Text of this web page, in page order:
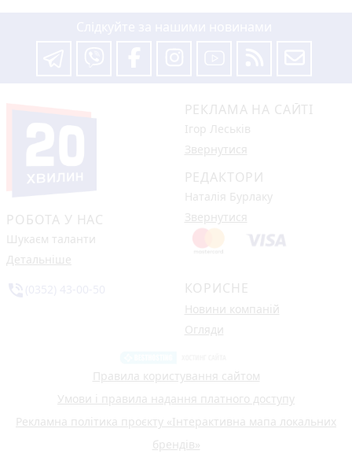
РОБОТА У НАС
Шукаєм таланти
Детальніше
РЕКЛАМА НА САЙТІ
Ігор Леськів
Звернутися
РЕДАКТОРИ
Наталія Бурлаку
Звернутися
КОРИСНЕ
Новини компаній
Огляди
Правила користування сайтом
Умови і правила надання платного доступу
Рекламна політика проєкту «Інтерактивна мапа локальних
брендів»